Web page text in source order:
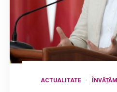
ACTUALITATE